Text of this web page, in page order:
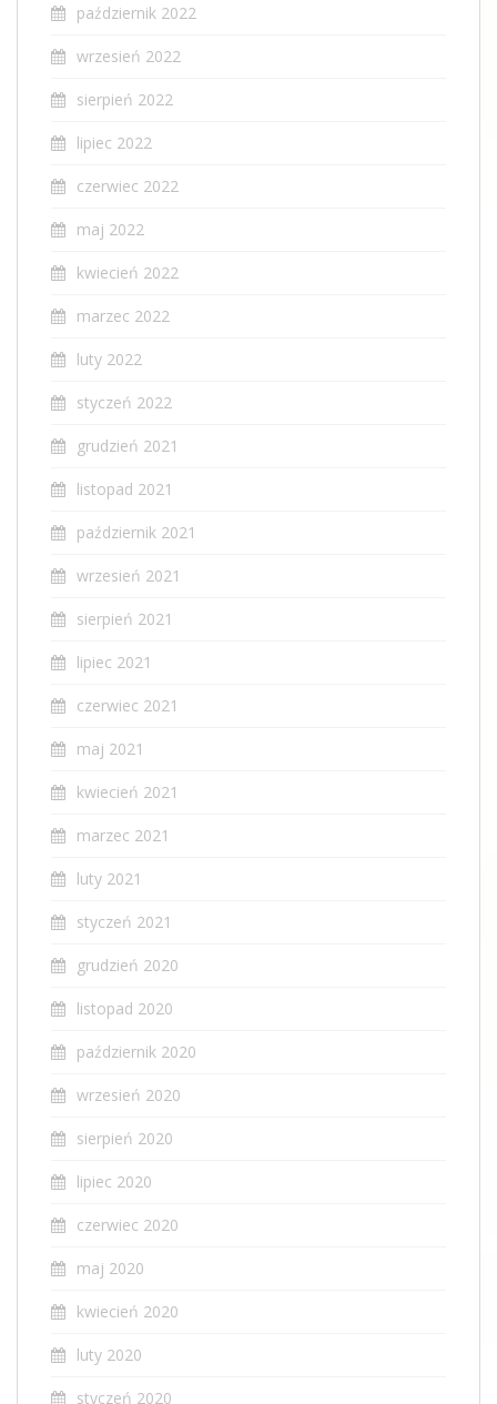
październik 2022
wrzesień 2022
sierpień 2022
lipiec 2022
czerwiec 2022
maj 2022
kwiecień 2022
marzec 2022
luty 2022
styczeń 2022
grudzień 2021
listopad 2021
październik 2021
wrzesień 2021
sierpień 2021
lipiec 2021
czerwiec 2021
maj 2021
kwiecień 2021
marzec 2021
luty 2021
styczeń 2021
grudzień 2020
listopad 2020
październik 2020
wrzesień 2020
sierpień 2020
lipiec 2020
czerwiec 2020
maj 2020
kwiecień 2020
luty 2020
styczeń 2020